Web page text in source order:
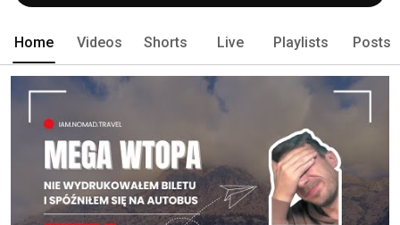
Home Videos Shorts Live Playlists Posts